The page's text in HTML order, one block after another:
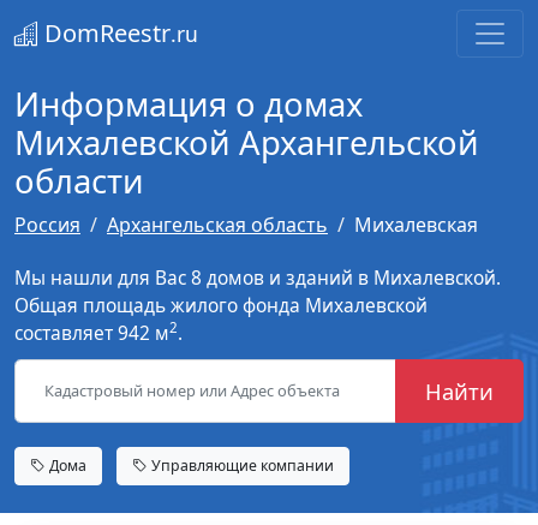
DomReestr.ru
Информация о домах
Михалевской Архангельской
области
Россия Архангельская область
Михалевская
Мы нашли для Вас 8 домов и зданий в Михалевской.
Общая площадь жилого фонда Михалевской
составляет 942 м2.
Найти
Дома Управляющие компании